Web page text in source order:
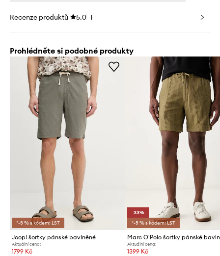
Recenze produktů 5.0 1
Prohlédněte si podobné produkty
*-5 % s kódem: LST
Joop! šortky pánské bavlněné
Aktuální cena:
1799 Kč
-33%
*-5 % s kódem: LST
Marc O'Polo šortky pánské
Aktuální cena:
1399 Kč